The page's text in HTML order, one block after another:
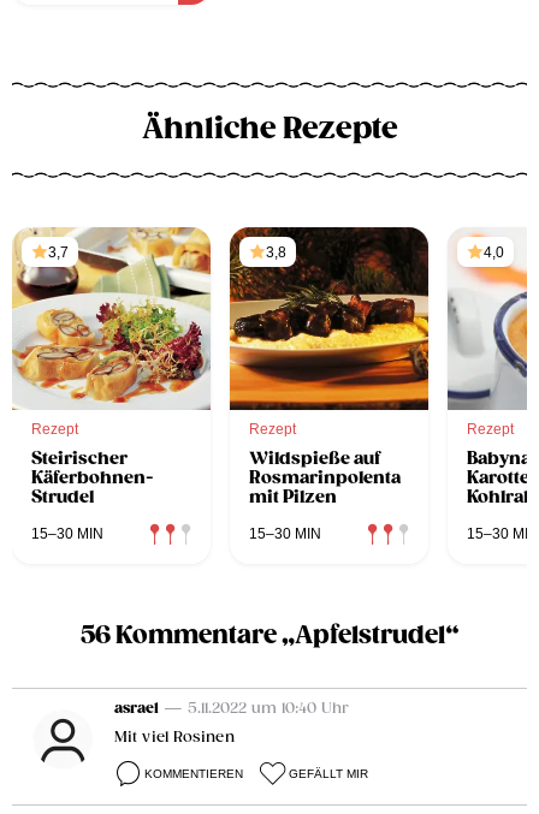
Ähnliche Rezepte
3,7
Rezept
Steirischer
Käferbohnen-
Strudel
15–30 MIN
3,8
Rezept
Wildspieße auf
Rosmarinpolenta
mit Pilzen
15–30 MIN
4,0
Rezept
15–30 MIN
56 Kommentare „Apfelstrudel“
asrael — 5.11.2022 um 10:40 Uhr
Mit viel Rosinen
KOMMENTIEREN GEFÄLLT MIR